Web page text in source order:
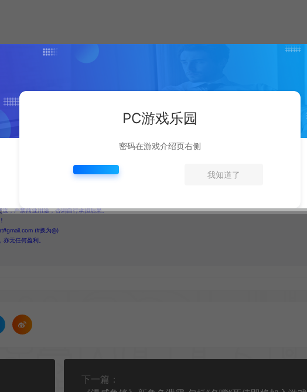
留言告诉我们。
，严禁商业用途，否则自行承担后果。
(#换为@)
无任何盈利。
下一篇：
PC游戏乐园
密码在游戏介绍页右侧
我知道了